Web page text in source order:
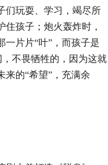
们玩耍、学习，竭尽所
孩子；炮火轰炸时，
片片“叶”，而孩子是
，不畏牺牲的，因为这就
来的“希望”，充满余